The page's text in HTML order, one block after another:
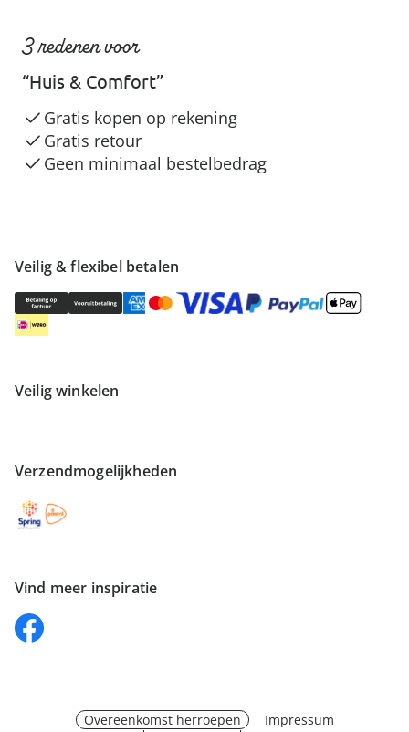
Veilig & flexibel betalen
Veilig winkelen
Verzendmogelijkheden
Vind meer inspiratie
3 redenen voor
“Huis & Comfort”
Gratis kopen op rekening
Gratis retour
Geen minimaal bestelbedrag
Overeenkomst herroepen
Impressum